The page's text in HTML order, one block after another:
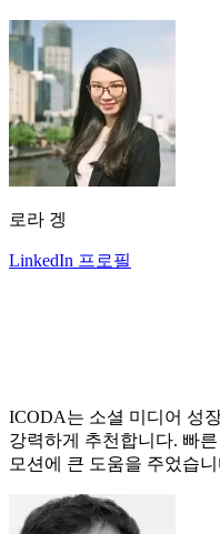
로라 겡
LinkedIn 프로필
ICODA는 소셜 미디어 성
강력하게 추천합니다. 빠
모션에 큰 도움을 주었습